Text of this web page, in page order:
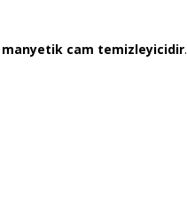
manyetik cam temizleyicidir.